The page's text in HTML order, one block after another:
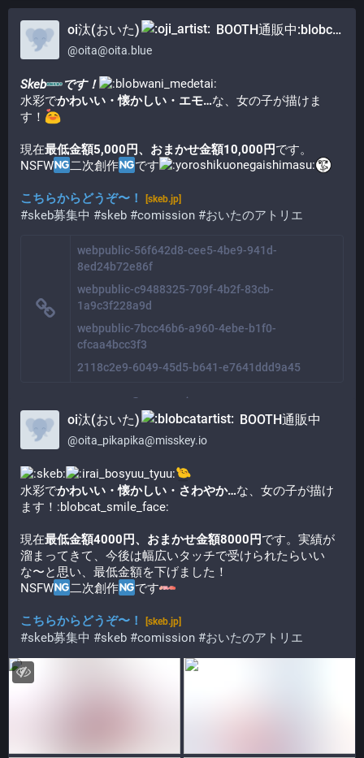
oi汰(おいた) BOOTH通販中:blobcat_cart:
@oita@oita.blue
Skeb​
​です！
水彩でかわいい・懐かしい・エモ…な、女の子が描けま
す！​
現在最低金額5,000円、おまかせ金額10,000円です。
NSFW
二次創作 です​
こちらからどうぞ〜！ [skeb.jp]
#skeb募集中 #skeb #comission #おいたのアトリエ
webpublic-56f642d8-cee5-4be9-941d-
8ed24b72e86f
webpublic-c9488325-709f-4b2f-83cb-
1a9c3f228a9d
webpublic-7bcc46b6-a960-4ebe-b1f0-
cfcaa4bcc3f3
2118c2e9-6049-45d5-b641-e7641ddd9a45
oi汰(おいた) BOOTH通販中
@oita_pikapika@misskey.io
水彩でかわいい・懐かしい・さわやか…な、女の子が描け
ます！​:blobcat_smile_face:​
現在最低金額4000円、おまかせ金額8000円です。実績が
溜まってきて、今後は幅広いタッチで受けられたらいい
な〜と思い、最低金額を下げました！
NSFW
二次創作 です​
こちらからどうぞ〜！ [skeb.jp]
#skeb募集中 #skeb #comission #おいたのアトリエ